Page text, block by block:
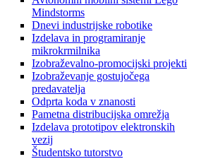
Mindstorms
Dnevi industrijske robotike
Izdelava in programiranje
mikrokrmilnika
Izobraževalno-promocijski projekti
Izobraževanje gostujočega
predavatelja
Odprta koda v znanosti
Pametna distribucijska omrežja
Izdelava prototipov elektronskih
vezij
Študentsko tutorstvo